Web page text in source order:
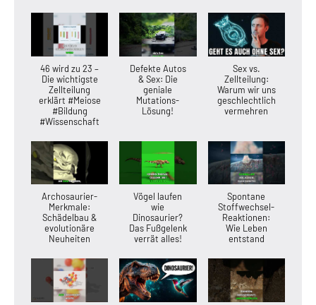
46 wird zu 23 –
Die wichtigste
Zellteilung
erklärt #Meiose
#Bildung
#Wissenschaft
Defekte Autos
& Sex: Die
geniale
Mutations-
Lösung!
Sex vs.
Zellteilung:
Warum wir uns
geschlechtlich
vermehren
Archosaurier-
Merkmale:
Schädelbau &
evolutionäre
Neuheiten
Vögel laufen
wie
Dinosaurier?
Das Fußgelenk
verrät alles!
Spontane
Stoffwechsel-
Reaktionen:
Wie Leben
entstand